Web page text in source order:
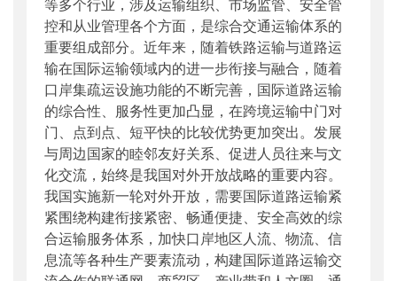
等多个行业，涉及运输组织、市场监管、安全管
控和从业管理各个方面，是综合交通运输体系的
重要组成部分。近年来，随着铁路运输与道路运
输在国际运输领域内的进一步衔接与融合，随着
口岸集疏运设施功能的不断完善，国际道路运输
的综合性、服务性更加凸显，在跨境运输中门对
门、点到点、短平快的比较优势更加突出。发展
与周边国家的睦邻友好关系、促进人员往来与文
化交流，始终是我国对外开放战略的重要内容。
我国实施新一轮对外开放，需要国际道路运输紧
紧围绕构建衔接紧密、畅通便捷、安全高效的综
合运输服务体系，加快口岸地区人流、物流、信
息流等各种生产要素流动，构建国际道路运输交